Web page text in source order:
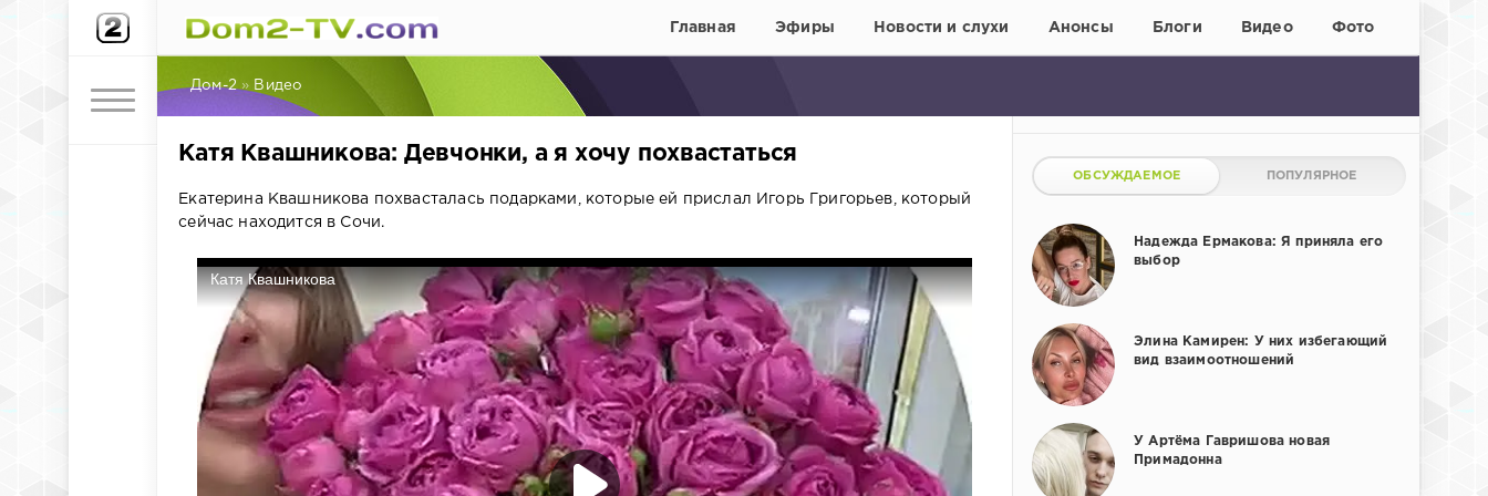
Главная Эфиры Новости и слухи Анонсы Блоги Видео Фото
Дом-2 » Видео
Катя Квашникова: Девчонки, а я хочу похвастаться
Екатерина Квашникова похвасталась подарками, которые ей прислал Игорь Григорьев, который
сейчас находится в Сочи.
ОБСУЖДАЕМОЕ ПОПУЛЯРНОЕ
Надежда Ермакова: Я приняла его
выбор
Элина Камирен: У них избегающий
вид взаимоотношений
У Артёма Гавришова новая
Примадонна